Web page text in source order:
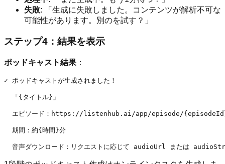
失敗: 「生成に失敗しました。コンテンツが解析不可な
可能性があります。別のを試す？」
ステップ4：結果を表示
ポッドキャスト結果 ：
✓ ポッドキャストが生成されました！
  「{タイトル}」
エピソード：https://listenhub.ai/app/episode/
  期間：約{時間}分